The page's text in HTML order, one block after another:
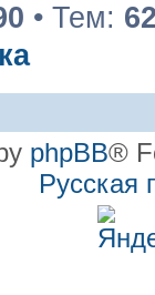
• Тем:
phpBB®
Русская